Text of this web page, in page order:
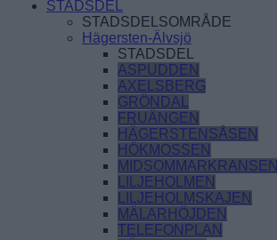
STADSDEL
STADSDELSOMRÅDE
Hägersten-Älvsjö
STADSDEL
ASPUDDEN
AXELSBERG
GRÖNDAL
FRUÄNGEN
HÄGERSTENSÅSEN
HÖKMOSSEN
MIDSOMMARKRANSEN
LILJEHOLMEN
LILJEHOLMSKAJEN
MÄLARHÖJDEN
TELEFONPLAN